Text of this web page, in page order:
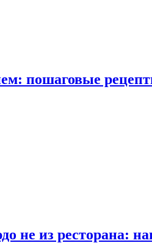
пошаговые
не из ресторана: